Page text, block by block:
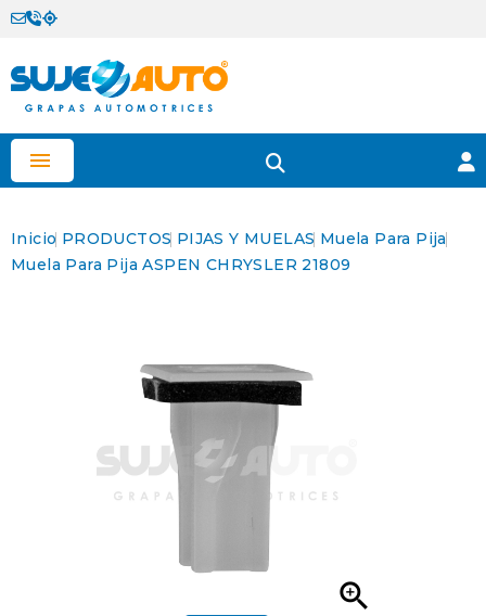

Inicio PRODUCTOS PIJAS Y MUELAS Muela Para Pija
Muela Para Pija ASPEN CHRYSLER 21809
